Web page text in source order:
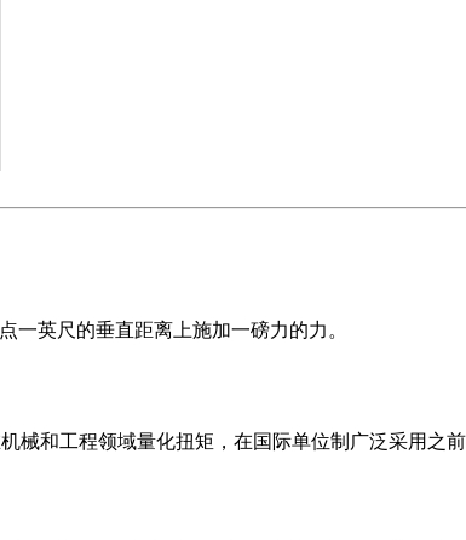
一英尺的垂直距离上施加一磅力的力。
械和工程领域量化扭矩，在国际单位制广泛采用之前